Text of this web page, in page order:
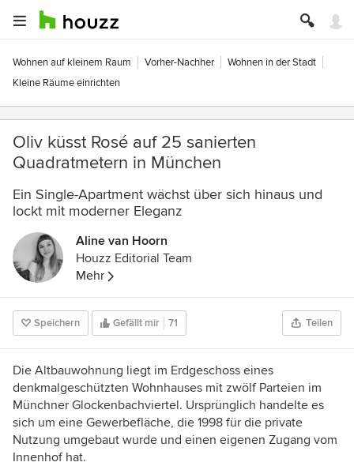
Wohnen auf kleinem Raum Vorher-Nachher
Wohnen in der Stadt
Kleine Räume einrichten
Oliv küsst Rosé auf 25 sanierten
Quadratmetern in München
Ein Single-Apartment wächst über sich hinaus und
lockt mit moderner Eleganz
Aline van Hoorn
Houzz Editorial Team
Mehr
Speichern Gefällt mir 71 Teilen
Die Altbauwohnung liegt im Erdgeschoss eines
denkmalgeschützten Wohnhauses mit zwölf Parteien im
Münchner Glockenbachviertel. Ursprünglich handelte es
sich um eine Gewerbefläche, die 1998 für die private
Nutzung umgebaut wurde und einen eigenen Zugang vom
Innenhof hat.